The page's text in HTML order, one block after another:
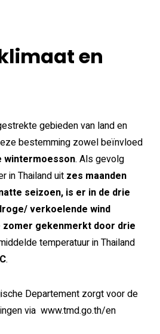
en
gebieden van land en
bestemming zowel beïnvloed
wintermoesson. Als gevolg
in Thailand uit zes maanden
seizoen, is er in de drie
verkoelende wind
gekenmerkt door drie
temperatuur in Thailand
.
Departement zorgt voor de
via www.tmd.go.th/en